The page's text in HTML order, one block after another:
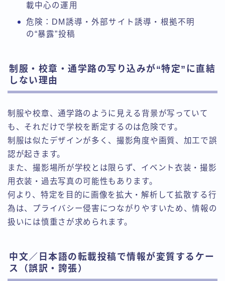
載中心の運用
危険：DM誘導・外部サイト誘導・根拠不明
の“暴露”投稿
制服・校章・通学路の写り込みが“特定”に直結
しない理由
制服や校章、通学路のように見える背景が写っていて
も、それだけで学校を断定するのは危険です。
制服は似たデザインが多く、撮影角度や画質、加工で誤
認が起きます。
また、撮影場所が学校とは限らず、イベント衣装・撮影
用衣装・過去写真の可能性もあります。
何より、特定を目的に画像を拡大・解析して拡散する行
為は、プライバシー侵害につながりやすいため、情報の
扱いには慎重さが求められます。
中文／日本語の転載投稿で情報が変質するケー
ス（誤訳・誇張）